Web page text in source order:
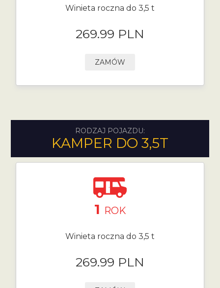
Winieta roczna do 3,5 t
269.99 PLN
ZAMÓW
RODZAJ POJAZDU:
KAMPER DO 3,5T
1 ROK
Winieta roczna do 3,5 t
269.99 PLN